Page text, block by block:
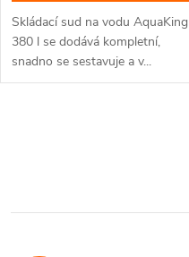
Skládací sud na vodu AquaKing
380 l se dodává kompletní,
snadno se sestavuje a v...
l